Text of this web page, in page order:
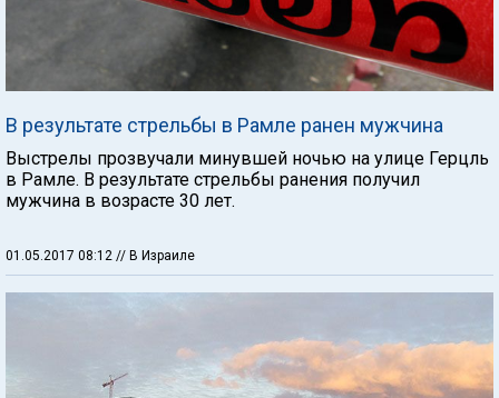
В результате стрельбы в Рамле ранен мужчина
Выстрелы прозвучали минувшей ночью на улице Герцль
в Рамле. В результате стрельбы ранения получил
мужчина в возрасте 30 лет.
01.05.2017 08:12 // В Израиле